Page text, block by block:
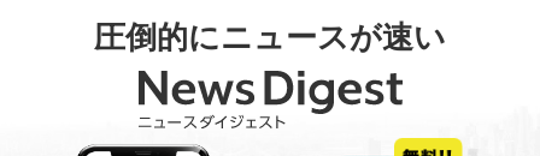
圧倒的にニュースが速い